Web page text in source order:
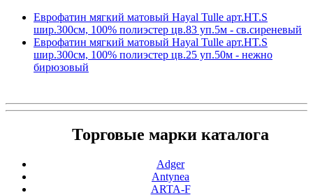
Еврофатин мягкий матовый Hayal Tulle арт.HT.S
шир.300см, 100% полиэстер цв.83 уп.5м - св.сиреневый
Еврофатин мягкий матовый Hayal Tulle арт.HT.S
шир.300см, 100% полиэстер цв.25 уп.50м - нежно
бирюзовый
Торговые марки каталога
Adger
Antynea
ARTA-F